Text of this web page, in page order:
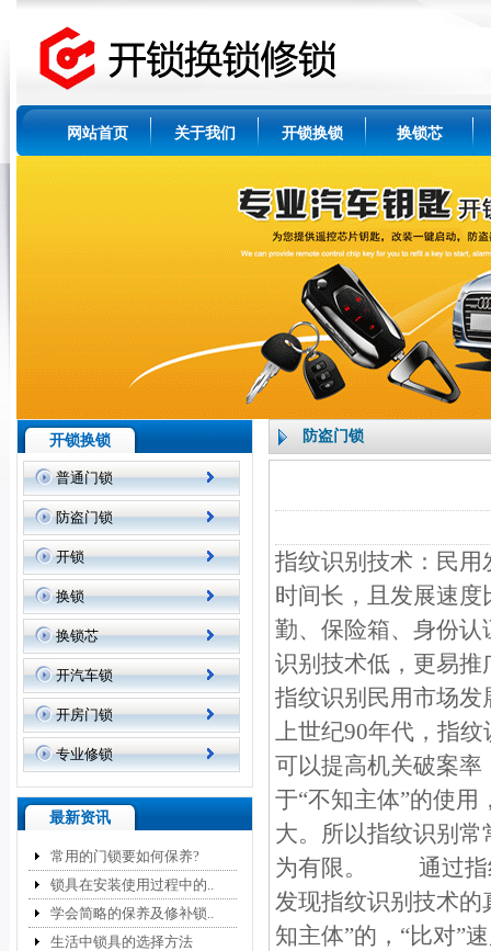
网站首页 关于我们 开锁换锁 换锁芯
开锁换锁
普通门锁
防盗门锁
开锁
换锁
换锁芯
开汽车锁
开房门锁
专业修锁
最新资讯
常用的门锁要如何保养?
锁具在安装使用过程中的..
学会简略的保养及修补锁..
生活中锁具的选择方法
防盗门锁
指纹识别技术：民
时间长，且发展速
勤、保险箱、身份
识别技术低，更
指纹识别民用市
上世纪90年代，指
可以提高机关破案
于“不知主体”的使
大。所以指纹识别
为有限。 通过指纹
发现指纹识别技术的
知主体”的，“比对”